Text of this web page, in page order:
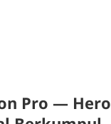
Pro — Hero